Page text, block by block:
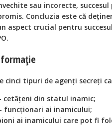
sau incorecte,
Concluzia este că
aspect crucial pentru
cinci tipuri de agenți secreți
cetățeni din statul inamic;
funcționari ai inamicului;
ai inamicului care pot fi